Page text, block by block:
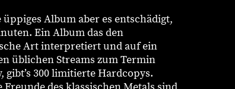
Album aber es entschädigt,
Ein Album das den
Art interpretiert und auf ein
üblichen Streams zum Termin
300 limitierte Hardcopys.